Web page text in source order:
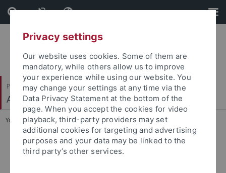
Skip
to
content
Skip
to
footer
Philosophische Fakultät
Alte Geschichte
You are here: Startseite ... Personen
M. Schilling
Privacy settings
Our website uses cookies. Some of them are
mandatory, while others allow us to improve
your experience while using our website. You
may change your settings at any time via the
Data Privacy Statement at the bottom of the
page. When you accept the cookies for video
playback, third-party providers may set
additional cookies for targeting and advertising
purposes and your data may be linked to the
third party’s other services.